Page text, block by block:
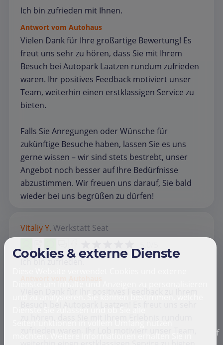
Ich bin zufrieden mit Ihnen.
Antwort vom Autohaus
Vielen Dank für Ihre großartige Bewertung! Es
freut uns sehr zu hören, dass Sie mit Ihrem
Besuch bei Autopark Laatzen rundum zufrieden
waren. Ihr positives Feedback motiviert unser
Team, weiterhin einen erstklassigen Service zu
bieten.
Falls Sie Anregungen oder Wünsche für
zukünftige Besuche haben, lassen Sie es uns
gerne wissen – wir sind stets bestrebt, unser
Angebot noch besser auf Ihre Bedürfnisse
abzustimmen. Wir freuen uns darauf, Sie bald
wieder bei uns begrüßen zu dürfen!
Vitaliy Y. Werkstatt Seat
Ich bin zufrieden.
Vielen Dank für Ihr positives Feedback zu Ihrem
Besuch bei Autopark Laatzen! Es freut uns sehr
zu hören, dass Sie mit Ihrem Erlebnis rundum
zufrieden waren. Ihr Lob motiviert unser Team,
Cookies & externe Dienste
Dienste um Inhalte und Anzeigen zu personalisieren
und zu analysieren. Sie können bestimmen, welche
Dienste Sie zulassen und ob Sie alle
Seitenfunktionen in vollem Umfang nutzen
möchten. Weitere Informationen erhalten Sie in
f